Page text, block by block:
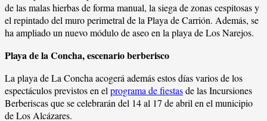
de las malas hierbas de forma manual, la siega de zonas cespitosas y
el repintado del muro perimetral de la Playa de Carrión. Además, se
ha ampliado un nuevo módulo de aseo en la playa de Los Narejos.
Playa de la Concha, escenario berberisco
La playa de La Concha acogerá además estos días varios de los
espectáculos previstos en el programa de fiestasde las Incursiones
Berberiscas que se celebrarán del 14 al 17 de abril en el municipio
de Los Alcázares.